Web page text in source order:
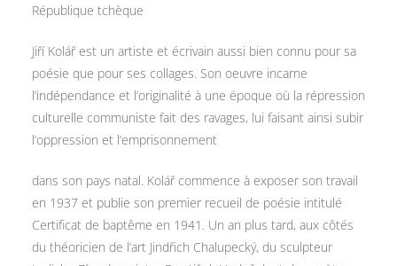
République tchèque
Jiří Kolář est un artiste et écrivain aussi bien connu pour sa
poésie que pour ses collages. Son oeuvre incarne
l’indépendance et l’originalité à une époque où la répression
culturelle communiste fait des ravages, lui faisant ainsi subir
l’oppression et l’emprisonnement
dans son pays natal. Kolář commence à exposer son travail
en 1937 et publie son premier recueil de poésie intitulé
Certificat de baptême en 1941. Un an plus tard, aux côtés
du théoricien de l’art Jindřich Chalupecký, du sculpteur